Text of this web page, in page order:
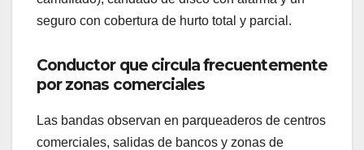
seguro con cobertura de hurto total y parcial.
Conductor que circula frecuentemente
por zonas comerciales
Las bandas observan en parqueaderos de centros
comerciales, salidas de bancos y zonas de